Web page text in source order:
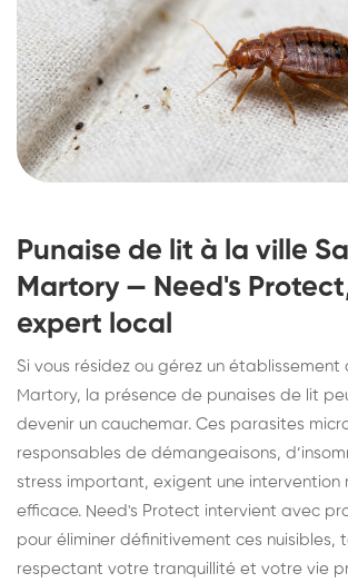
Punaise de lit à la ville
Martory — Need's
expert local
Si vous résidez ou gérez un établissement
Martory, la présence de punaises de lit
devenir un cauchemar. Ces parasites
responsables de démangeaisons,
stress important, exigent une intervention
efficace. Need's Protect intervient avec
pour éliminer définitivement ces nuisibles,
respectant votre tranquillité et votre vie